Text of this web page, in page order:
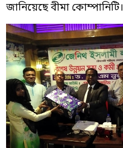
জানিয়েছে বীমা কোম্পানিটি।